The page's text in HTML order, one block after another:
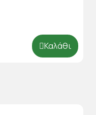
Καλάθι